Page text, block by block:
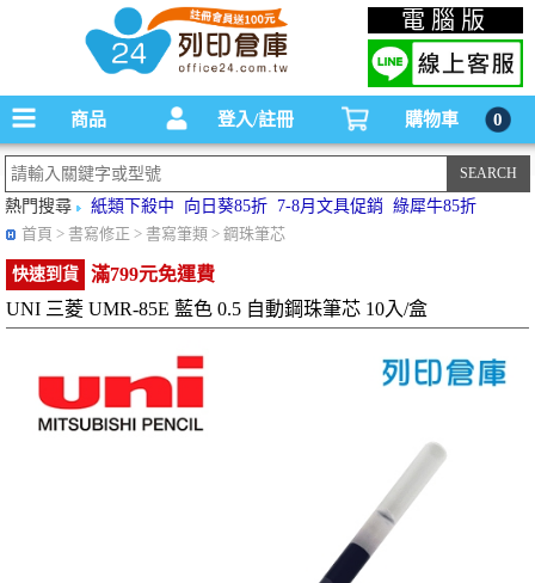
碳粉匣，墨水匣,原廠碳粉匣，副廠碳粉匣，環保碳粉匣,連續供墨印表機-office24列印
倉庫線上購物手機版
電腦版
商品 登入/註冊 購物車 0
熱門搜尋 紙類下殺中 向日葵85折 7-8月文具促銷
綠犀牛85折
首頁 > 書寫修正 > 書寫筆類 > 鋼珠筆芯
快速到貨
滿799元免運費
UNI 三菱 UMR-85E 藍色 0.5 自動鋼珠筆芯 10入/盒